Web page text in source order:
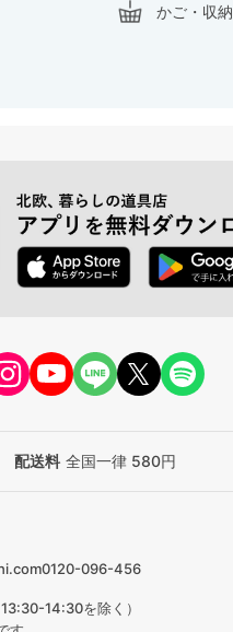
かご・収納
配送料 全国一律 580円
0120-096-456
14:30を除く）